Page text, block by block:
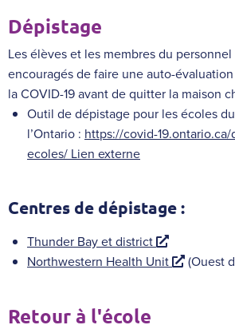
Dépistage
Les élèves et les membres du
encouragés de faire une auto-
la COVID-19 avant de quitter la maison
Outil de dépistage pour les écoles
l’Ontario : https://covid-
ecoles/ Lien externe
Centres de dépistage :
Thunder Bay et districtL
i
Northwestern Health UnitL (Ouest
Retour à l'école